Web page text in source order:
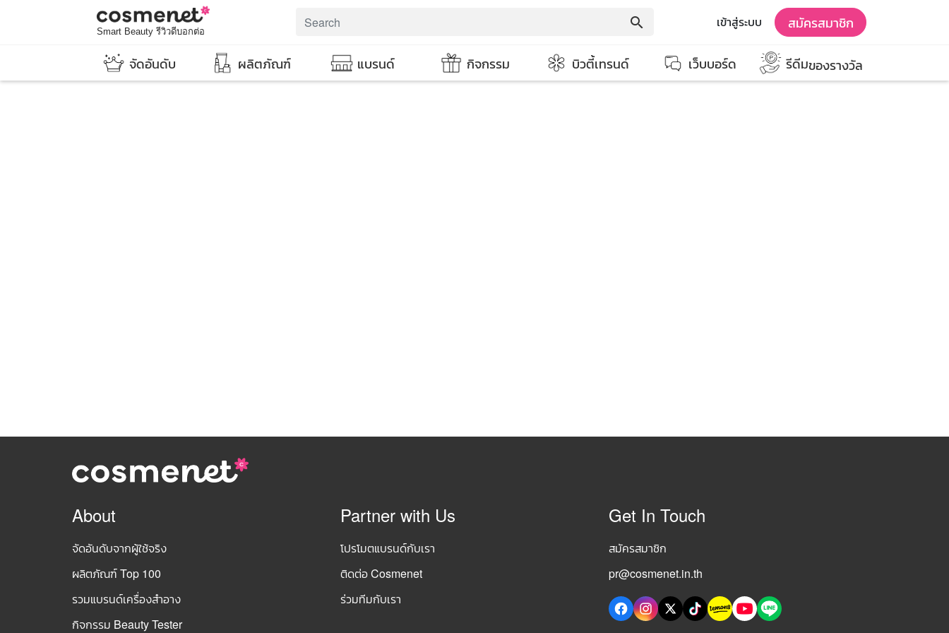
Smart Beauty รีวิวดีบอกต่อ
search เข้าสู่ระบบ สมัครสมาชิก
จัดอันดับ ผลิตภัณฑ์ แบรนด์ กิจกรรม บิวตี้เทรนด์ เว็บบอร์ด รีดีมของรางวัล
About
จัดอันดับจากผู้ใช้จริง
ผลิตภัณฑ์ Top 100
รวมแบรนด์เครื่องสำอาง
กิจกรรม Beauty Tester
Partner with Us
โปรโมตแบรนด์กับเรา
ติดต่อ Cosmenet
ร่วมทีมกับเรา
Get In Touch
สมัครสมาชิก
pr@cosmenet.in.th